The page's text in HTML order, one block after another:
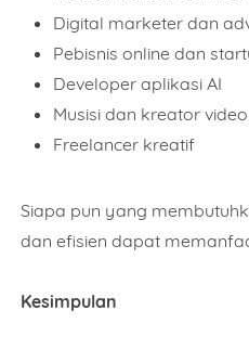
Digital marketer dan
Pebisnis online dan
Developer aplikasi AI
Musisi dan kreator video
Freelancer kreatif
Siapa pun yang
dan efisien dapat
Kesimpulan